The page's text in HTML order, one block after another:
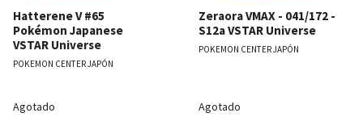
Hatterene V #65
Pokémon Japanese
VSTAR Universe
POKEMON CENTER JAPÓN
Agotado
Zeraora VMAX - 041/172 -
S12a VSTAR Universe
POKEMON CENTER JAPÓN
Agotado